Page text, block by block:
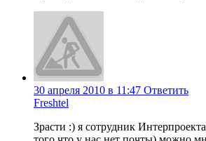
30 апреля 2010 в 11:47 Ответить
Freshtel
Зрасти :) я сотрудник